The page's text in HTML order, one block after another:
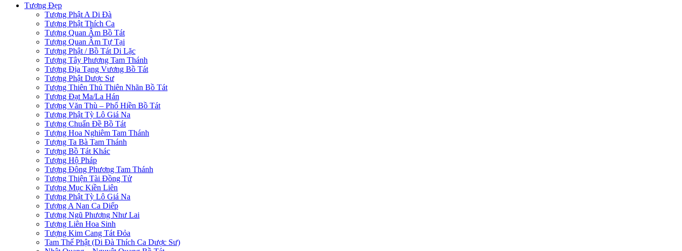
Tượng Đẹp
Tượng Phật A Di Đà
Tượng Phật Thích Ca
Tượng Quan Âm Bồ Tát
Tượng Quan Âm Tự Tại
Tượng Phật / Bồ Tát Di Lặc
Tượng Tây Phương Tam Thánh
Tượng Địa Tạng Vương Bồ Tát
Tượng Phật Dược Sư
Tượng Thiên Thủ Thiên Nhãn Bồ Tát
Tượng Đạt Ma/La Hán
Tượng Văn Thù – Phổ Hiền Bồ Tát
Tượng Phật Tỳ Lô Giá Na
Tượng Chuẩn Đề Bồ Tát
Tượng Hoa Nghiêm Tam Thánh
Tượng Ta Bà Tam Thánh
Tượng Bồ Tát Khác
Tượng Hộ Pháp
Tượng Đông Phương Tam Thánh
Tượng Thiện Tài Đồng Tử
Tượng Mục Kiền Liên
Tượng Phật Tỳ Lô Giá Na
Tượng A Nan Ca Diếp
Tượng Ngũ Phương Như Lai
Tượng Liên Hoa Sinh
Tượng Kim Cang Tát Đỏa
Tam Thế Phật (Di Đà Thích Ca Dược Sư)